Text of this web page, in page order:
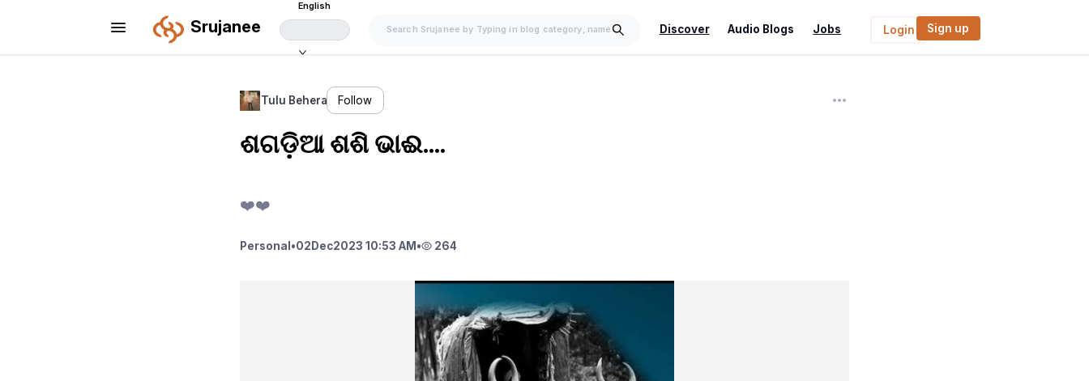
Srujanee
English
Discover Audio Blogs Jobs Login Sign up
Tulu Behera Follow
ଶଗଡ଼ିଆ ଶଶି ଭାଈ....
❤️❤️
Personal •02 Dec2023 10:53 AM • 264